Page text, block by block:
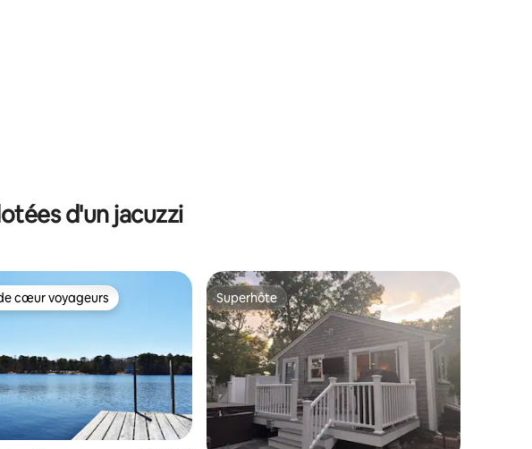
d'un jacuzzi
cœur voyageurs les plus appréciés
cœur voyageurs Superhôte
Superhôte